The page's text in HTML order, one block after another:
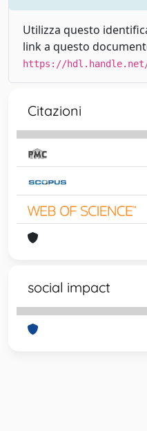
Utilizza questo
link a questo
https://hdl.handle.net/
Citazioni
social impact